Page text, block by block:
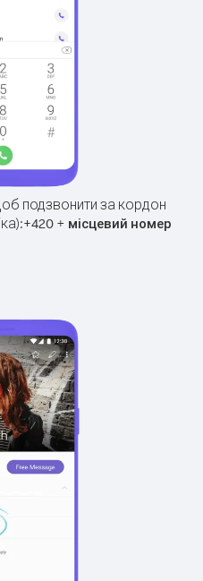
подзвонити за кордон
+420+ місцевий номер